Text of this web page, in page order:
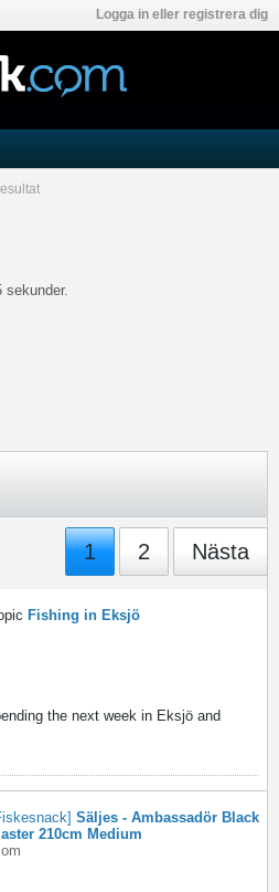
Logga in eller registrera dig
sekunder.
1 2 Nästa
Fishing in Eksjö
the next week in Eksjö and
Säljes - Ambassadör Black
210cm Medium